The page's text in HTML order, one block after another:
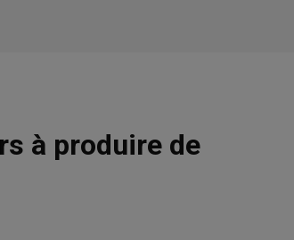
à produire de